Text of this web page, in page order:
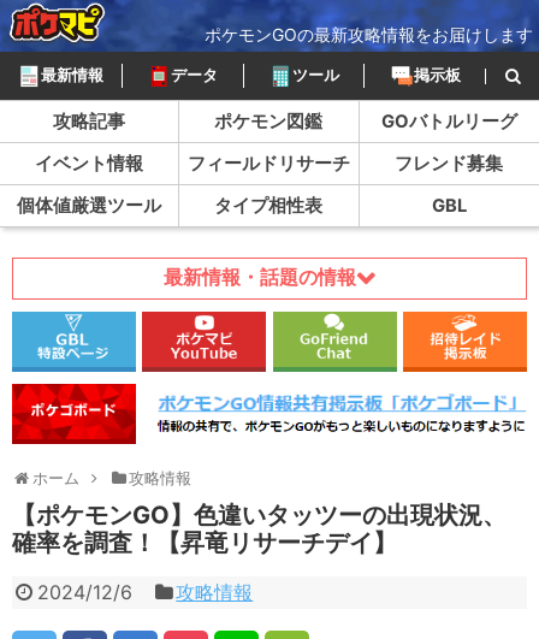
ポケモンGOの最新攻略情報をお届けします
最新情報 データ ツール 掲示板
攻略記事 ポケモン図鑑
GOバトルリーグ
イベント情報
フィールドリサーチ
フレンド募集
個体値厳選ツール
タイプ相性表 GBL
最新情報・話題の情報
ホーム 攻略情報
【ポケモンGO】色違いタッツーの出現状況、
確率を調査！【昇竜リサーチデイ】
2024/12/6 攻略情報